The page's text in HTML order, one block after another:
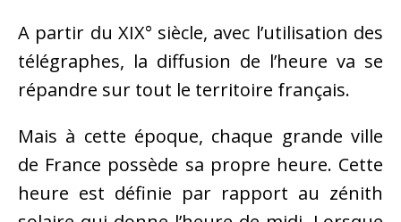
A partir du XIX° siècle, avec l’utilisation des
télégraphes, la diffusion de l’heure va se
répandre sur tout le territoire français.
Mais à cette époque, chaque grande ville
de France possède sa propre heure. Cette
heure est définie par rapport au zénith